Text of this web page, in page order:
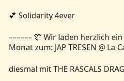
💕 Solidarity 4ever
–––––– 🎊 Wir laden herzlich
Monat zum: JAP TRESEN @ La
diesmal mit THE RASCALS